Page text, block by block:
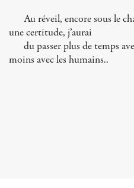
Au réveil, encore sous le
une certitude, j’aurai
du passer plus de temps
moins avec les humains..